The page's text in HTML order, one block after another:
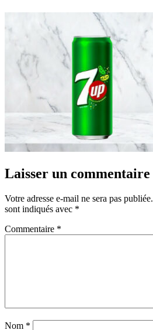
Laisser un commentaire
Votre adresse e-mail ne sera pas publiée.
sont indiqués avec *
Commentaire *
Nom *